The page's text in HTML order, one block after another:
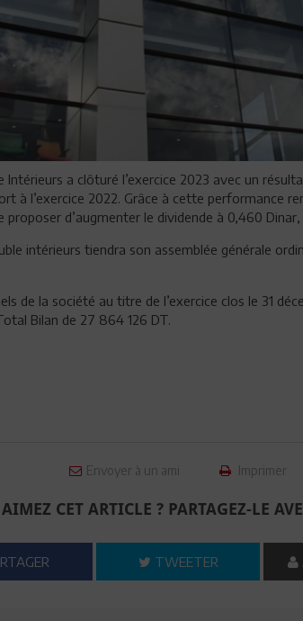
Intérieurs a clôturé l’exercice 2023 avec un
à l’exercice 2022. Grâce à cette performance
proposer d’augmenter le dividende à 0,460
intérieurs tiendra son assemblée générale
de la société au titre de l’exercice clos le 31
Bilan de 27 864 126 DT.
Envoyer à un ami Imprimer
CET ARTICLE ? PARTAGEZ-LE
TWEETER